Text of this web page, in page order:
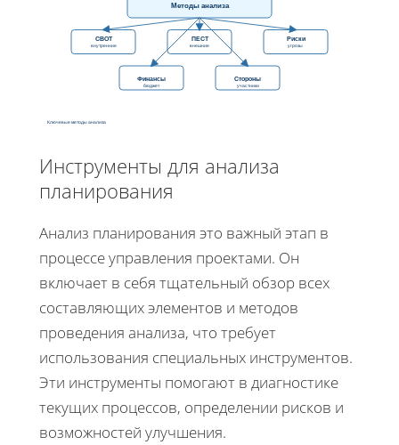
Методы анализа
СВОТ
внутренние
ПЕСТ
внешние
Риски
угрозы
Финансы
бюджет
Стороны
участники
Ключевые методы анализа
Инструменты для анализа
планирования
Анализ планирования это важный этап в
процессе управления проектами. Он
включает в себя тщательный обзор всех
составляющих элементов и методов
проведения анализа, что требует
использования специальных инструментов.
Эти инструменты помогают в диагностике
текущих процессов, определении рисков и
возможностей улучшения.